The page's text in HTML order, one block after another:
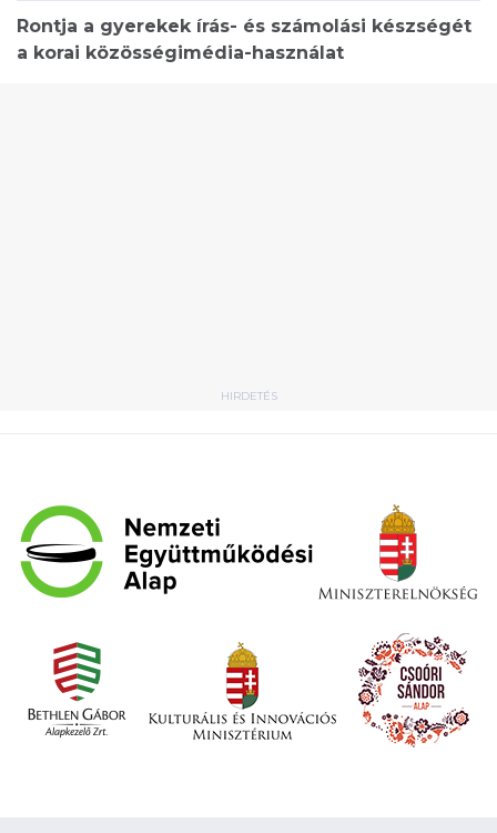
Rontja a gyerekek írás- és számolási készségét
a korai közösségimédia-használat
HIRDETÉS